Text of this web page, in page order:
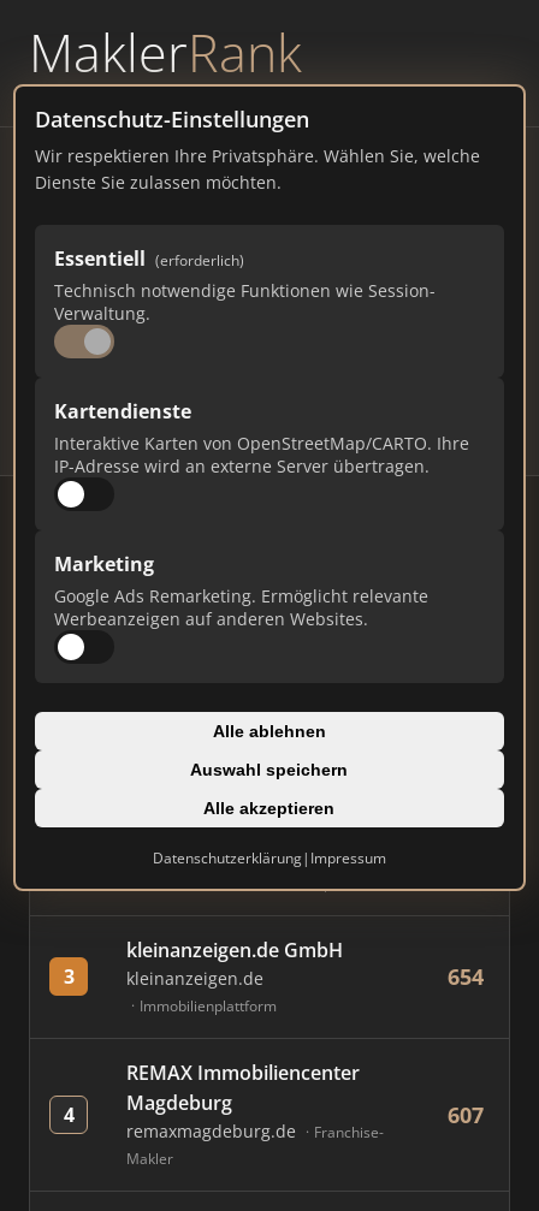
MaklerRank
powered byWAVEPOINT
Datenschutz-Einstellungen
Wir respektieren Ihre Privatsphäre. Wählen Sie, welche
Dienste Sie zulassen möchten.
Essentiell (erforderlich)
Technisch notwendige Funktionen wie Session-
Verwaltung.
Kartendienste
Interaktive Karten von OpenStreetMap/CARTO. Ihre
IP-Adresse wird an externe Server übertragen.
Marketing
Google Ads Remarketing. Ermöglicht relevante
Werbeanzeigen auf anderen Websites.
Alle ablehnen
Auswahl speichern
Alle akzeptieren
Datenschutzerklärung| Impressum
Immobilienmakler
Magdeburg – Ranking Juli
2026
SACHSEN-ANHALT
101
Makler Makler-Keywords
Stand: Juli 2026
#
Immobilien Scout GmbH
immobilienscout24.de
AVIV Germany GmbH
3
kleinanzeigen.de GmbH
kleinanzeigen.de
Immobilienplattform
654
4
REMAX Immobiliencenter
Magdeburg
remaxmagdeburg.de
Franchise-
Makler
607